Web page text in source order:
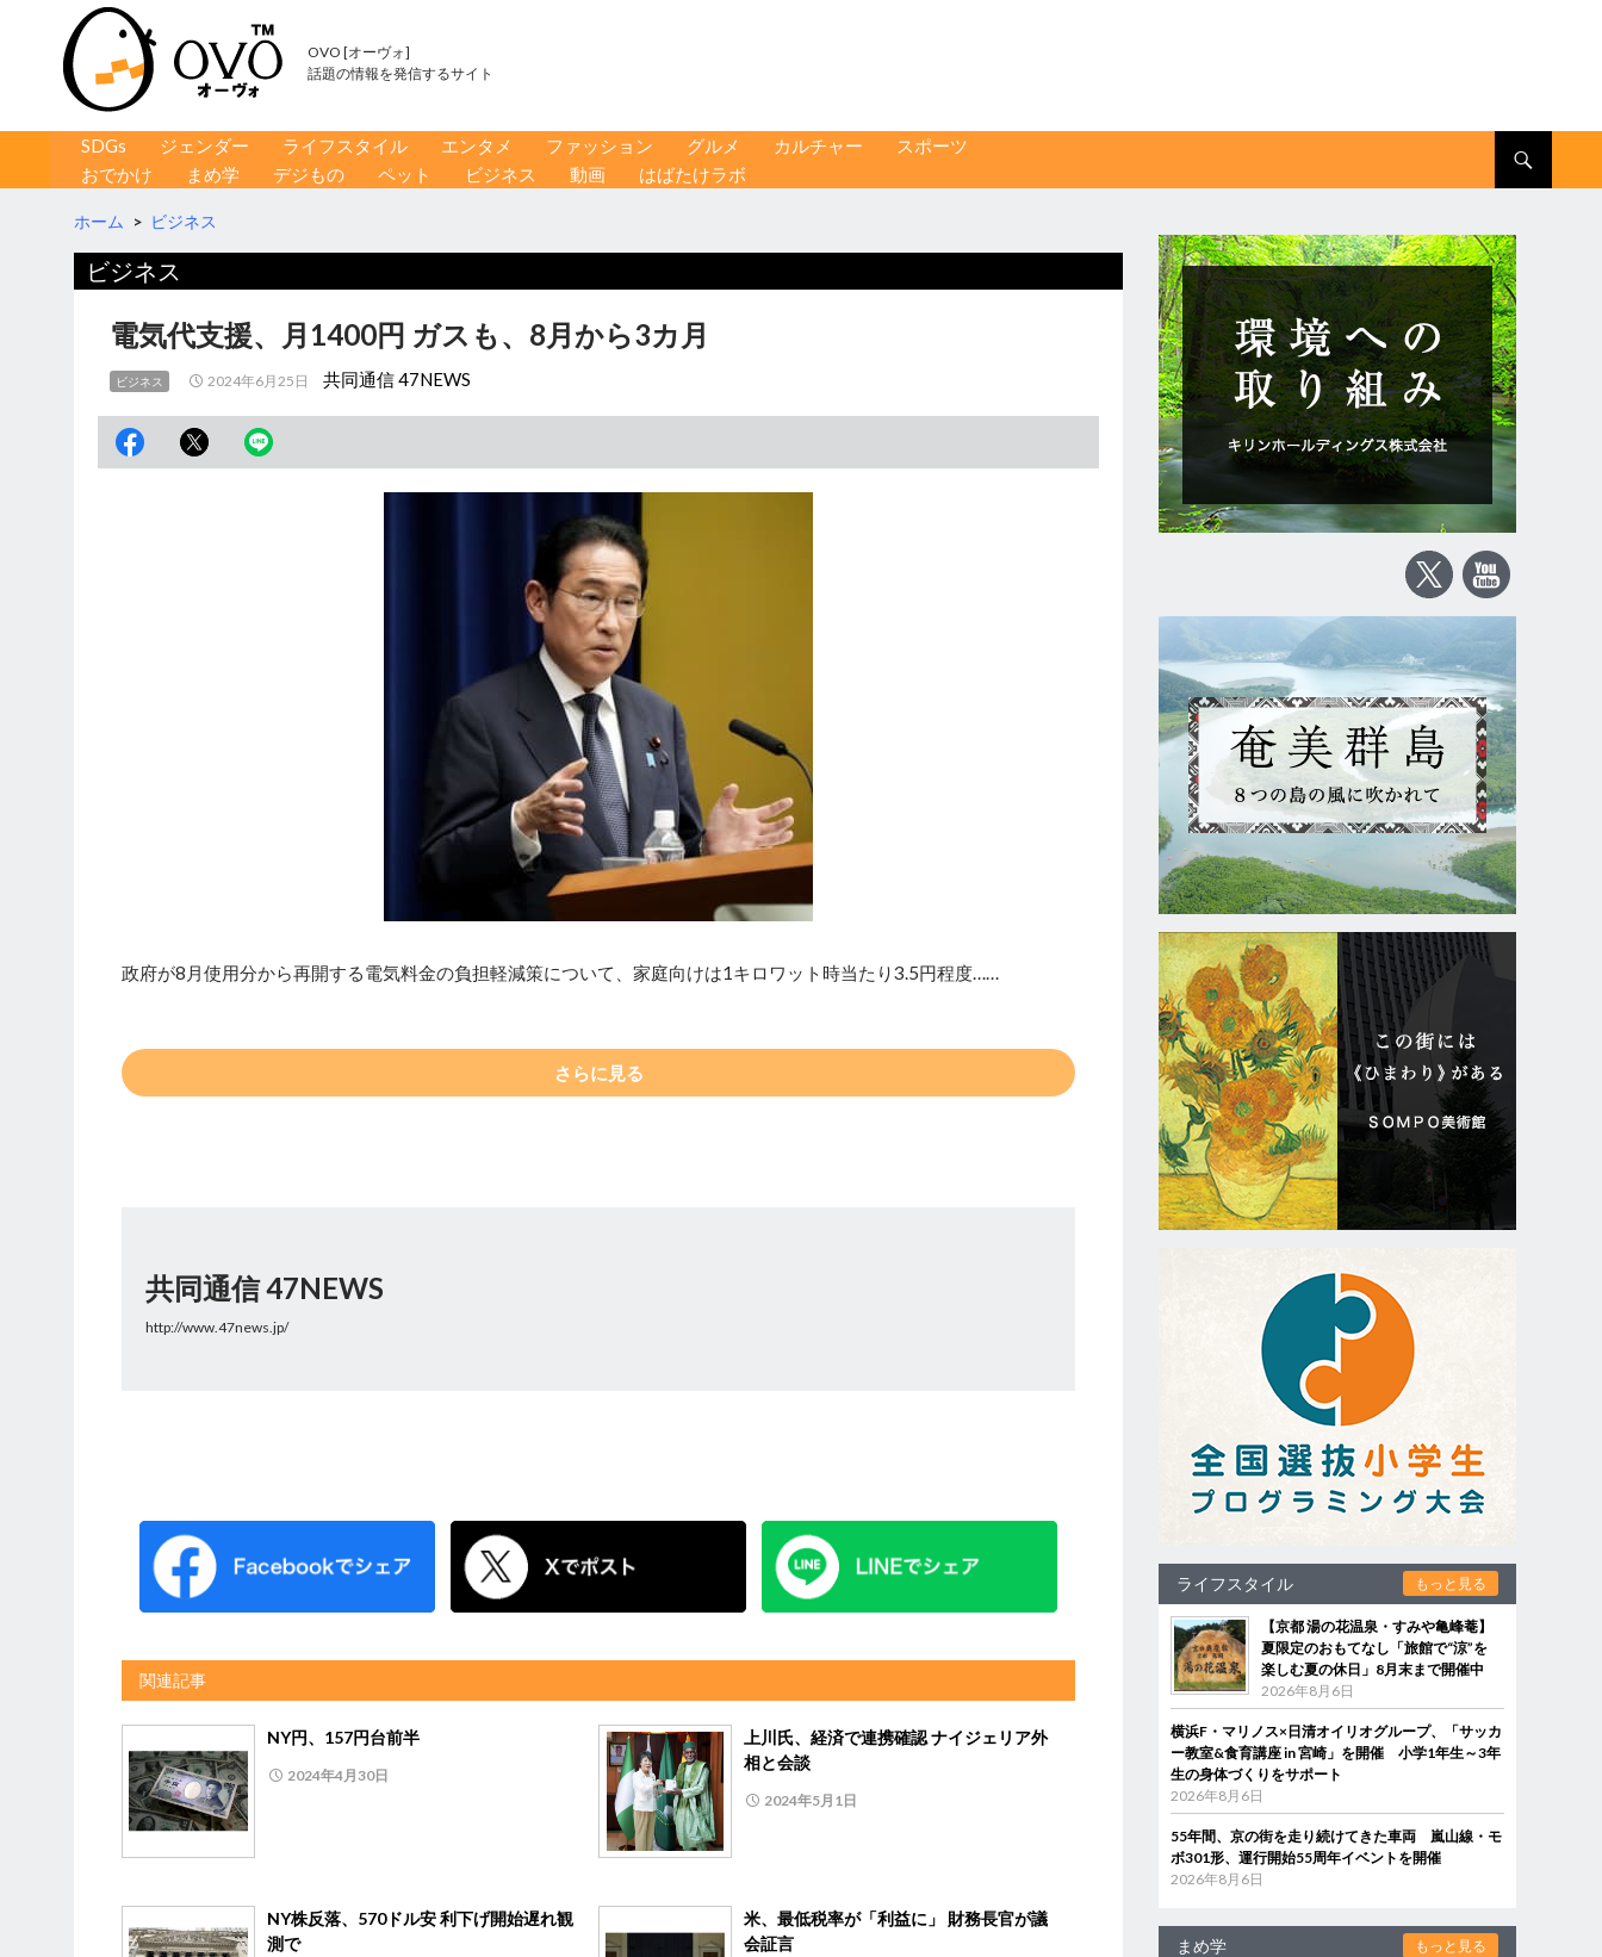
OVO [オーヴォ]
話題の情報を発信するサイト
コンテンツへ移動
SDGs ジェンダー ライフスタイル エンタメ ファッション グルメ カルチャー
スポーツ
おでかけ
まめ学 デジもの ペット ビジネス 動画 はばたけラボ
ホーム > ビジネス
ビジネス
電気代支援、月1400円 ガスも、8月から3カ月
ビジネス 2024年6月25日 共同通信 47NEWS
政府が8月使用分から再開する電気料金の負担軽減策について、家庭向けは1キロワット時当たり3.5円程度……
さらに見る
共同通信 47NEWS
http://www.47news.jp/
関連記事
NY円、157円台前半
2024年4月30日
上川氏、経済で連携確認 ナイジェリア外
相と会談
2024年5月1日
NY株反落、570ドル安 利下げ開始遅れ観
測で
米、最低税率が「利益に」 財務長官が議
会証言
ライフスタイル もっと見る
【京都 湯の花温泉・すみや亀峰菴】
夏限定のおもてなし「旅館で“涼”を
楽しむ夏の休日」8月末まで開催中
2026年8月6日
横浜F・マリノス×日清オイリオグループ、「サッカ
ー教室&食育講座 in 宮崎」を開催 小学1年生～3年
生の身体づくりをサポート
2026年8月6日
55年間、京の街を走り続けてきた車両 嵐山線・モ
ボ301形、運行開始55周年イベントを開催
2026年8月6日
まめ学 もっと見る